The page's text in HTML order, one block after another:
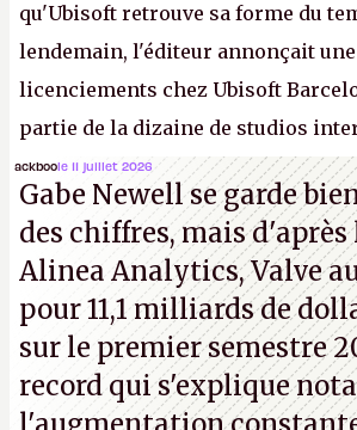
qu'Ubisoft retrouve sa forme du
lendemain, l'éditeur annonçait
licenciements chez Ubisoft
partie de la dizaine de studios
travaillé sur cetAssassin's Creed
d'Ubisoft Singapour.A.
ackboole 11 juillet 2026
Gabe Newell se garde
des chiffres, mais
Alinea Analytics, Valve
pour 11,1 milliards de
sur le premier semestre
record qui s'explique